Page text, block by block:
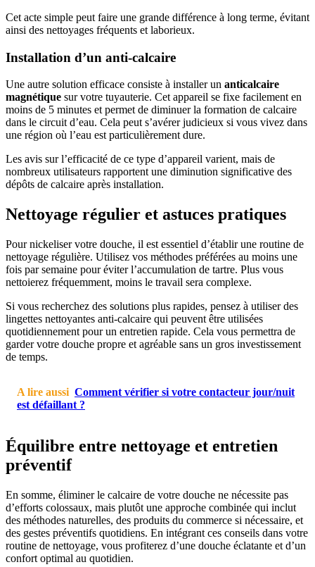
Cet acte simple peut faire une grande différence à long terme, évitant
ainsi des nettoyages fréquents et laborieux.
Installation d’un anti-calcaire
Une autre solution efficace consiste à installer un anticalcaire
magnétique sur votre tuyauterie. Cet appareil se fixe facilement en
moins de 5 minutes et permet de diminuer la formation de calcaire
dans le circuit d’eau. Cela peut s’avérer judicieux si vous vivez dans
une région où l’eau est particulièrement dure.
Les avis sur l’efficacité de ce type d’appareil varient, mais de
nombreux utilisateurs rapportent une diminution significative des
dépôts de calcaire après installation.
Nettoyage régulier et astuces pratiques
Pour nickeliser votre douche, il est essentiel d’établir une routine de
nettoyage régulière. Utilisez vos méthodes préférées au moins une
fois par semaine pour éviter l’accumulation de tartre. Plus vous
nettoierez fréquemment, moins le travail sera complexe.
Si vous recherchez des solutions plus rapides, pensez à utiliser des
lingettes nettoyantes anti-calcaire qui peuvent être utilisées
quotidiennement pour un entretien rapide. Cela vous permettra de
garder votre douche propre et agréable sans un gros investissement
de temps.
A lire aussi Comment vérifier si votre contacteur jour/nuit
est défaillant ?
Équilibre entre nettoyage et entretien
préventif
En somme, éliminer le calcaire de votre douche ne nécessite pas
d’efforts colossaux, mais plutôt une approche combinée qui inclut
des méthodes naturelles, des produits du commerce si nécessaire, et
des gestes préventifs quotidiens. En intégrant ces conseils dans votre
routine de nettoyage, vous profiterez d’une douche éclatante et d’un
confort optimal au quotidien.